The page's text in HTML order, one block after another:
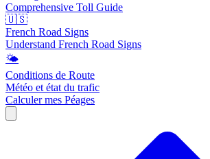
Comprehensive Toll Guide
🇺🇸
French Road Signs
Understand French Road Signs
🌤️
Conditions de Route
Météo et état du trafic
Calculer mes Péages